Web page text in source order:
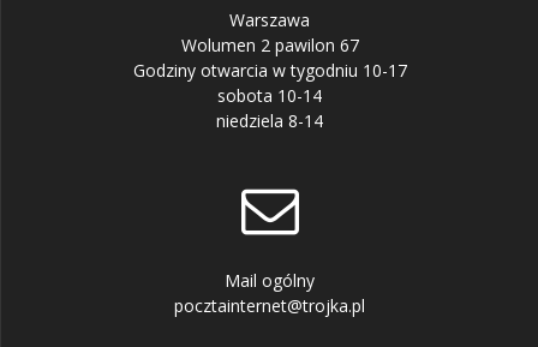
Warszawa
Wolumen 2 pawilon 67
Godziny otwarcia w tygodniu 10-17
sobota 10-14
niedziela 8-14
Mail ogólny
pocztainternet@trojka.pl